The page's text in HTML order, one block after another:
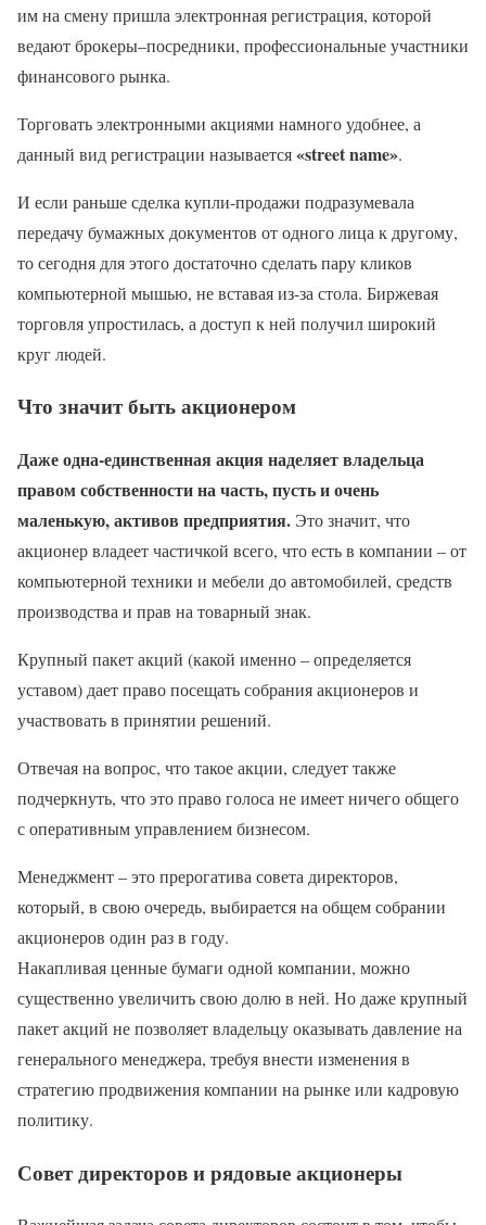
им на смену пришла электронная регистрация, которой
ведают брокеры–посредники, профессиональные участники
финансового рынка.
Торговать электронными акциями намного удобнее, а
данный вид регистрации называется«street name».
И если раньше сделка купли-продажи подразумевала
передачу бумажных документов от одного лица к другому,
то сегодня для этого достаточно сделать пару кликов
компьютерной мышью, не вставая из-за стола. Биржевая
торговля упростилась, а доступ к ней получил широкий
круг людей.
Что значит быть акционером
Даже одна-единственная акция наделяет владельца
правом собственности на часть, пусть и очень
маленькую, активов предприятия. Это значит, что
акционер владеет частичкой всего, что есть в компании – от
компьютерной техники и мебели до автомобилей, средств
производства и прав на товарный знак.
Крупный пакет акций (какой именно – определяется
уставом) дает право посещать собрания акционеров и
участвовать в принятии решений.
Отвечая на вопрос, что такое акции, следует также
подчеркнуть, что это право голоса не имеет ничего общего
с оперативным управлением бизнесом.
Менеджмент – это прерогатива совета директоров,
который, в свою очередь, выбирается на общем собрании
акционеров один раз в году.
Накапливая ценные бумаги одной компании, можно
существенно увеличить свою долю в ней. Но даже крупный
пакет акций не позволяет владельцу оказывать давление на
генерального менеджера, требуя внести изменения в
стратегию продвижения компании на рынке или кадровую
политику.
Совет директоров и рядовые акционеры